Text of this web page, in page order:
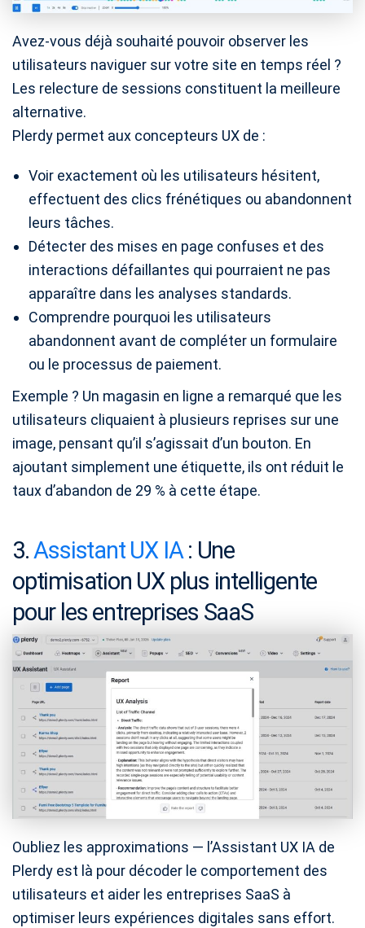
Avez-vous déjà souhaité pouvoir observer les
utilisateurs naviguer sur votre site en temps réel ?
Les relecture de sessions constituent la meilleure
alternative.
Plerdy permet aux concepteurs UX de :
Voir exactement où les utilisateurs hésitent,
effectuent des clics frénétiques ou abandonnent
leurs tâches.
Détecter des mises en page confuses et des
interactions défaillantes qui pourraient ne pas
apparaître dans les analyses standards.
Comprendre pourquoi les utilisateurs
abandonnent avant de compléter un formulaire
ou le processus de paiement.
​​​​​​​Exemple ? Un magasin en ligne a remarqué que les
utilisateurs cliquaient à plusieurs reprises sur une
image, pensant qu’il s’agissait d’un bouton. En
ajoutant simplement une étiquette, ils ont réduit le
taux d’abandon de 29 % à cette étape.
3.Assistant UX IA: Une
optimisation UX plus intelligente
pour les entreprises SaaS
Oubliez les approximations — l’Assistant UX IA de
Plerdy est là pour décoder le comportement des
utilisateurs et aider les entreprises SaaS à
optimiser leurs expériences digitales sans effort.